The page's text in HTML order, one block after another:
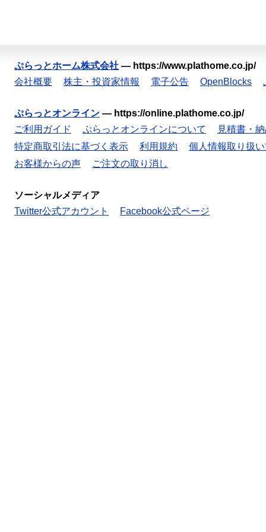
ぷらっとホーム株式会社 — https://www.plathome.co.jp/
会社概要
株主・投資家情報 電子公告 OpenBlocks
ぷらっとオンライン — https://online.plathome.co.jp/
ご利用ガイド
ぷらっとオンラインについて 見積書・
特定商取引法に基づく表示
利用規約 個人情報取り扱
お客様からの声
ご注文の取り消し
ソーシャルメディア
Twitter公式アカウント
Facebook公式ページ